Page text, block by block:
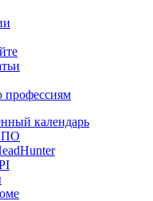
профессиям
календарь
ПО